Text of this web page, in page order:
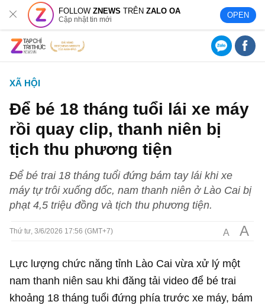
FOLLOWZNEWS TRÊNZALO OA
Cập nhật tin mới OPEN
XÃ HỘI
Để bé 18 tháng tuổi lái xe máy
rồi quay clip, thanh niên bị
tịch thu phương tiện
Để bé trai 18 tháng tuổi đứng bám tay lái khi xe
máy tự trôi xuống dốc, nam thanh niên ở Lào Cai bị
phạt 4,5 triệu đồng và tịch thu phương tiện.
Thứ tư, 3/6/2026 17:56 (GMT+7) A A
Lực lượng chức năng tỉnh Lào Cai vừa xử lý một
nam thanh niên sau khi đăng tải video để bé trai
khoảng 18 tháng tuổi đứng phía trước xe máy, bám